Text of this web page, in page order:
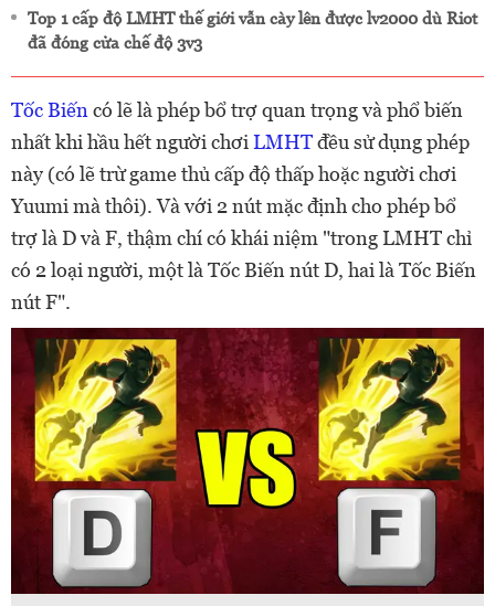
Top 1 cấp độ LMHT thế giới vẫn cày lên được lv2000 dù Riot
đã đóng cửa chế độ 3v3
Tốc Biến có lẽ là phép bổ trợ quan trọng và phổ biến
nhất khi hầu hết người chơi LMHTđều sử dụng phép
này (có lẽ trừ game thủ cấp độ thấp hoặc người chơi
Yuumi mà thôi). Và với 2 nút mặc định cho phép bổ
trợ là D và F, thậm chí có khái niệm "trong LMHT chỉ
có 2 loại người, một là Tốc Biến nút D, hai là Tốc Biến
nút F".